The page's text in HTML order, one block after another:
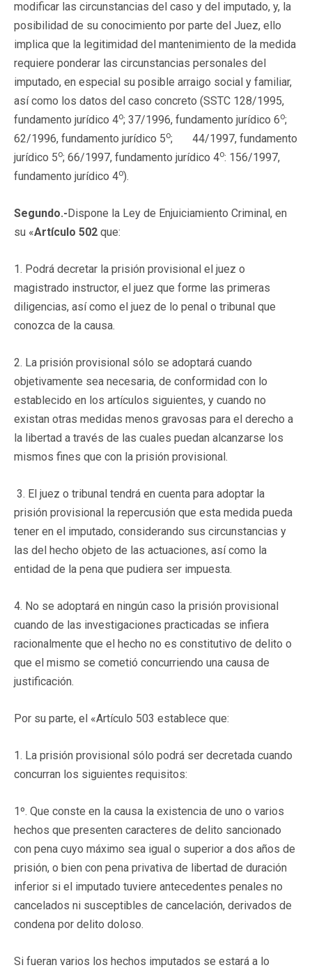
modificar las circunstancias del caso y del imputado, y, la
posibilidad de su conocimiento por parte del Juez, ello
implica que la legitimidad del mantenimiento de la medida
requiere ponderar las circunstancias personales del
imputado, en especial su posible arraigo social y familiar,
así como los datos del caso concreto (SSTC 128/1995,
fundamento jurídico 4o; 37/1996, fundamento jurídico 6o;
62/1996, fundamento jurídico 5o; 44/1997, fundamento
jurídico 5o; 66/1997, fundamento jurídico 4o: 156/1997,
fundamento jurídico 4o).
Segundo.-Dispone la Ley de Enjuiciamiento Criminal, en
su «Artículo 502 que:
1. Podrá decretar la prisión provisional el juez o
magistrado instructor, el juez que forme las primeras
diligencias, así como el juez de lo penal o tribunal que
conozca de la causa.
2. La prisión provisional sólo se adoptará cuando
objetivamente sea necesaria, de conformidad con lo
establecido en los artículos siguientes, y cuando no
existan otras medidas menos gravosas para el derecho a
la libertad a través de las cuales puedan alcanzarse los
mismos fines que con la prisión provisional.
3. El juez o tribunal tendrá en cuenta para adoptar la
prisión provisional la repercusión que esta medida pueda
tener en el imputado, considerando sus circunstancias y
las del hecho objeto de las actuaciones, así como la
entidad de la pena que pudiera ser impuesta.
4. No se adoptará en ningún caso la prisión provisional
cuando de las investigaciones practicadas se infiera
racionalmente que el hecho no es constitutivo de delito o
que el mismo se cometió concurriendo una causa de
justificación.
Por su parte, el «Artículo 503 establece que:
1. La prisión provisional sólo podrá ser decretada cuando
concurran los siguientes requisitos:
1º. Que conste en la causa la existencia de uno o varios
hechos que presenten caracteres de delito sancionado
con pena cuyo máximo sea igual o superior a dos años de
prisión, o bien con pena privativa de libertad de duración
inferior si el imputado tuviere antecedentes penales no
cancelados ni susceptibles de cancelación, derivados de
condena por delito doloso.
Si fueran varios los hechos imputados se estará a lo